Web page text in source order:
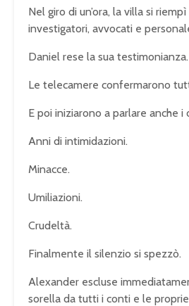
Nel giro di un’ora, la villa si
investigatori, avvocati e
Daniel rese la sua testimonianza.
Le telecamere confermarono
E poi iniziarono a parlare anche i
Anni di intimidazioni.
Minacce.
Umiliazioni.
Crudeltà.
Finalmente il silenzio si spezzò.
Alexander escluse
sorella da tutti i conti e le